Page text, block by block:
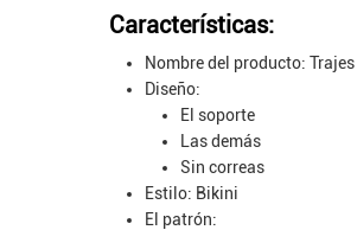
Características:
Nombre del producto:
Diseño:
El soporte
Las demás
Sin correas
Estilo: Bikini
El patrón: